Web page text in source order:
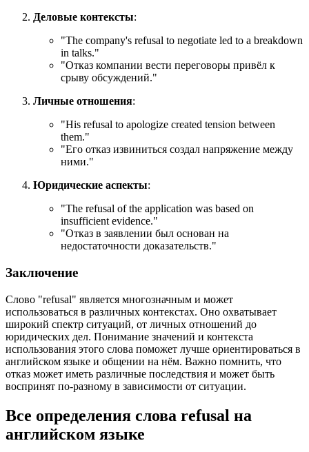
Деловые контексты:
"The company's refusal to negotiate led to a breakdown
in talks."
"Отказ компании вести переговоры привёл к
срыву обсуждений."
Личные отношения:
"His refusal to apologize created tension between
them."
"Его отказ извиниться создал напряжение между
ними."
Юридические аспекты:
"The refusal of the application was based on
insufficient evidence."
"Отказ в заявлении был основан на
недостаточности доказательств."
Заключение
Слово "refusal" является многозначным и может
использоваться в различных контекстах. Оно охватывает
широкий спектр ситуаций, от личных отношений до
юридических дел. Понимание значений и контекста
использования этого слова поможет лучше ориентироваться в
английском языке и общении на нём. Важно помнить, что
отказ может иметь различные последствия и может быть
воспринят по-разному в зависимости от ситуации.
Все определения слова refusal на
английском языке